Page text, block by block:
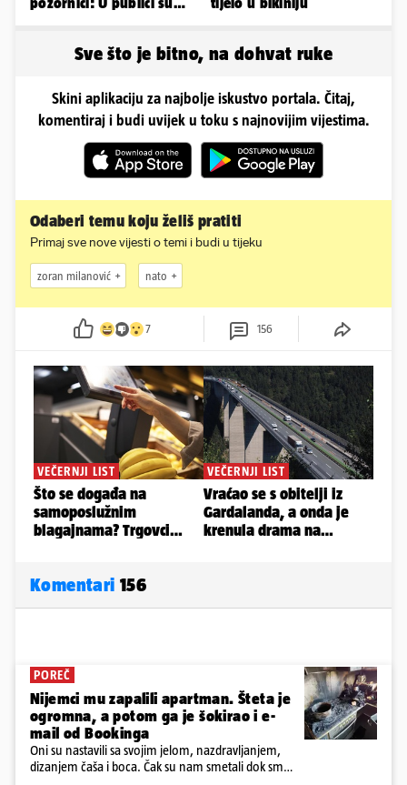
Sve što je bitno, na dohvat ruke
Skini aplikaciju za najbolje iskustvo portala. Čitaj,
komentiraj i budi uvijek u toku s najnovijim vijestima.
Odaberi temu koju želiš pratiti
Primaj sve nove vijesti o temi i budi u tijeku
zoran milanović nato
7 156
Komentari 156
POREČ
Nijemci mu zapalili apartman. Šteta je
ogromna, a potom ga je šokirao i e-
mail od Bookinga
Oni su nastavili sa svojim jelom, nazdravljanjem,
dizanjem čaša i boca. Čak su nam smetali dok smo